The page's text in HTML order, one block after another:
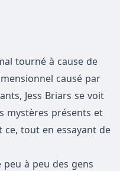
tourné à cause de
causé par
Jess Briars se voit
mystères présents et
ce, tout en essayant de
peu à peu des gens